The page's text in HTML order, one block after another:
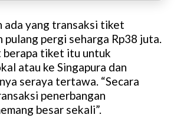
ada yang transaksi tiket
pulang pergi seharga Rp38 juta.
berapa tiket itu untuk
atau ke Singapura dan
seraya tertawa. “Secara
penerbangan
besar sekali”.